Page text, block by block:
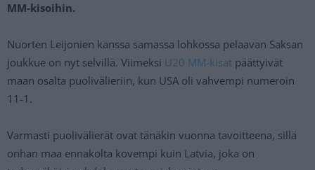
MM-kisoihin.
Nuorten Leijonien kanssa samassa lohkossa pelaavan Saksan
joukkue on nyt selvillä. Viimeksi U20 MM-kisat päättyivät
maan osalta puolivälieriin, kun USA oli vahvempi numeroin
11-1.
Varmasti puolivälierät ovat tänäkin vuonna tavoitteena, sillä
onhan maa ennakolta kovempi kuin Latvia, joka on